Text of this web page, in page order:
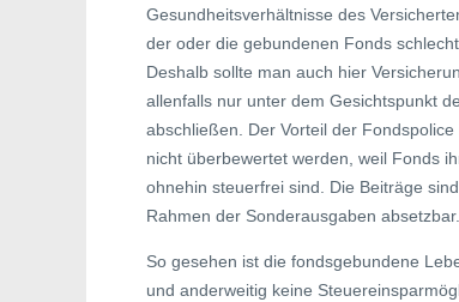
Gesundheitsverhältnisse des
der oder die gebundenen Fonds
Deshalb sollte man auch hier
allenfalls nur unter dem Gesichtspunkt
abschließen. Der Vorteil der
nicht überbewertet werden, weil Fonds
ohnehin steuerfrei sind. Die Beiträge
Rahmen der Sonderausgaben absetzbar.
So gesehen ist die fondsgebundene
und anderweitig keine